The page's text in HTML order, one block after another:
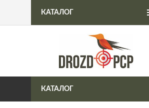
Интернет-магазин
КАТАЛОГ
КАТАЛОГ